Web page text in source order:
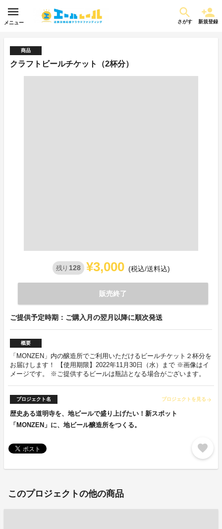
メニュー さがす 新規登録
商品
クラフトビールチケット（2杯分）
残り 128 ¥3,000 (税込/送料込)
販売終了
ご提供予定時期：ご購入月の翌月以降に順次発送
概要
「MONZEN」内の醸造所でご利用いただけるビールチケット２杯分を
お届けします！ 【使用期限】2022年11月30日（水）まで ※画像はイ
メージです。 ※ご提供するビールは瓶詰となる場合がございます。
プロジェクト名 プロジェクトを見る arrow_forward
歴史ある道明寺を、地ビールで盛り上げたい！新スポット
「MONZEN」に、地ビール醸造所をつくる。
favorite
このプロジェクトの他の商品